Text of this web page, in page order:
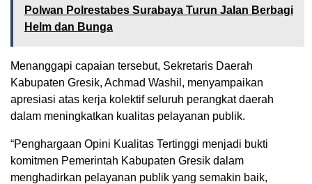
Polwan Polrestabes Surabaya Turun Jalan Berbagi
Helm dan Bunga
Menanggapi capaian tersebut, Sekretaris Daerah
Kabupaten Gresik, Achmad Washil, menyampaikan
apresiasi atas kerja kolektif seluruh perangkat daerah
dalam meningkatkan kualitas pelayanan publik.
“Penghargaan Opini Kualitas Tertinggi menjadi bukti
komitmen Pemerintah Kabupaten Gresik dalam
menghadirkan pelayanan publik yang semakin baik,